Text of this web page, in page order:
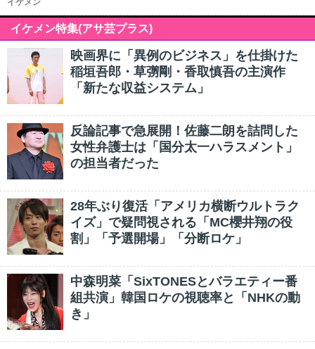
イケメン
イケメン特集(アサ芸プラス)
映画界に「異例のビジネス」を仕掛けた
稲垣吾郎・草彅剛・香取慎吾の主演作
「新たな収益システム」
反論記事で急展開！佐藤二朗を詰問した
女性弁護士は「国分太一ハラスメント」
の担当者だった
28年ぶり復活「アメリカ横断ウルトラク
イズ」で疑問視される「MC櫻井翔の役
割」「予選開場」「分断ロケ」
中森明菜「SixTONESとバラエティー番
組共演」韓国ロケの視聴率と「NHKの動
き」